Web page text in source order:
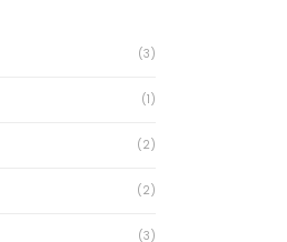
(3)
(1)
(2)
(2)
(3)